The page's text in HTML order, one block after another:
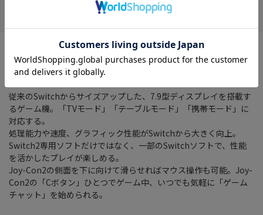
※クーポンプレゼントキャンペーンは対象外になります
※メーカーキャンペーン特典等はロットにより添付がない場合が
ございます。
従来のSwitchからサイズアップした、7.9型ディスプレイを搭載す
るゲーム機。「TVモード」「テーブルモード」「携帯モード」に
対応する。
処理能力や速度、グラフィック性能がSwitchから大きく向上。
Switch2専用ソフトだけではなく、一部のSwitchソフトで、性能
を活かしたプレイが楽しめる。
Joy-Con2の側面を下に向けて滑らせればマウス操作も可能。Joy-
Con2の「Cボタン」ひとつでゲーム中、いつでも気軽に「ゲーム
チャット」を始められる。